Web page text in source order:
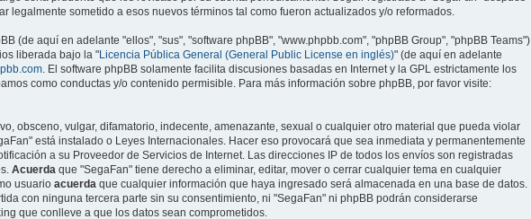
legalmente sometido a esos nuevos términos tal como fueron actualizados y/o reformados.
(de aquí en adelante "ellos", "sus", "software phpBB", "www.phpbb.com", "phpBB Group", "phpBB Teams")
liberada bajo la "Licencia Pública General (General Public License en inglés)" (de aquí en adelante
. El software phpBB solamente facilita discusiones basadas en Internet y la GPL estrictamente los
como conductas y/o contenido permisible. Para más información sobre phpBB, por favor visite:
obsceno, vulgar, difamatorio, indecente, amenazante, sexual o cualquier otro material que pueda violar
está instalado o Leyes Internacionales. Hacer eso provocará que sea inmediata y permanentemente
a su Proveedor de Servicios de Internet. Las direcciones IP de todos los envíos son registradas
Acuerda que "SegaFan" tiene derecho a eliminar, editar, mover o cerrar cualquier tema en cualquier
usuario acuerda que cualquier información que haya ingresado será almacenada en una base de datos.
con ninguna tercera parte sin su consentimiento, ni "SegaFan" ni phpBB podrán considerarse
que conlleve a que los datos sean comprometidos.